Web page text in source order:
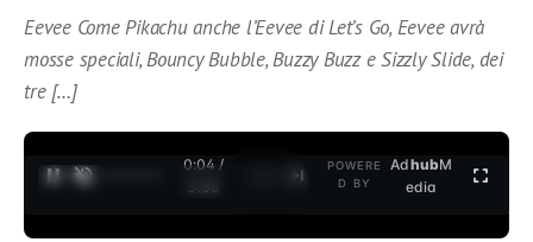
Eevee Come Pikachu anche l’Eevee di Let’s Go, Eevee avrà
mosse speciali, Bouncy Bubble, Buzzy Buzz e Sizzly Slide, dei
tre […]
0:04 /
3:35
POWERE
D BY
AdhubM
edia